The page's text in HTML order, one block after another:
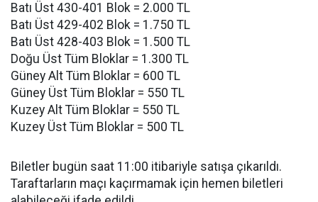
Batı Üst 430-401 Blok = 2.000 TL
Batı Üst 429-402 Blok = 1.750 TL
Batı Üst 428-403 Blok = 1.500 TL
Doğu Üst Tüm Bloklar = 1.300 TL
Güney Alt Tüm Bloklar = 600 TL
Güney Üst Tüm Bloklar = 550 TL
Kuzey Alt Tüm Bloklar = 550 TL
Kuzey Üst Tüm Bloklar = 500 TL
Biletler bugün saat 11:00 itibariyle satışa çıkarıldı.
Taraftarların maçı kaçırmamak için hemen biletleri